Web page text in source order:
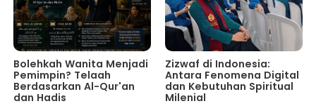
Bolehkah Wanita Menjadi
Pemimpin? Telaah
Berdasarkan Al-Qur'an
dan Hadis
Zizwaf di Indonesia:
Antara Fenomena Digital
dan Kebutuhan Spiritual
Milenial